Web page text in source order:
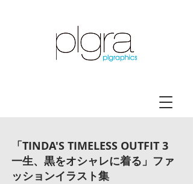
「TINDA'S TIMELESS OUTFIT 3
一生、黒をオシャレに着る」ファ
ッションイラスト集